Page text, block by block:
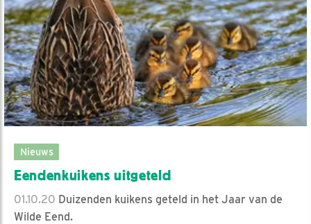
Nieuws
Eendenkuikens uitgeteld
01.10.20 Duizenden kuikens geteld in het Jaar van de
Wilde Eend.